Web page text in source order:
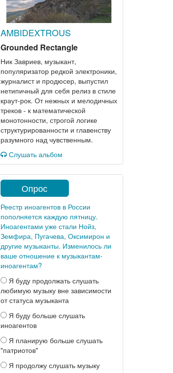
AMBIDEXTROUS
Grounded Rectangle
Ник Завриев, музыкант,
популяризатор редкой электроники,
журналист и продюсер, выпустил
нетипичный для себя релиз в стиле
краут-рок. От нежных и мелодичных
треков - к математической
монотонности, строгой логике
структурированности и главенству
разумного над чувственным.
Слушать альбом
Опрос
Реестр иноагентов в России
пополняется каждую пятницу.
Иноагентами уже стали Нойз,
Земфира, Пугачева, Оксимирон и
другие музыканты. Изменилось ли
ваше отношение к музыкантам-
иноагентам?
Я буду продолжать слушать
любимую музыку вне зависимости
от статуса музыканта
Я буду больше слушать
иноагентов
Я планирую больше слушать
"патриотов"
Я продолжу слушать музыку